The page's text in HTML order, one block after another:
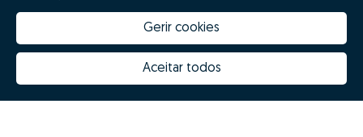
How much is my house worth
Why choose Zome
Zome Innovation
Hubs Zome
Gerir cookies
Aceitar todos